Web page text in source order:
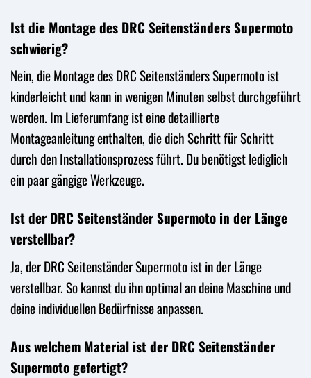
Ist die Montage des DRC Seitenständers Supermoto
schwierig?
Nein, die Montage des DRC Seitenständers Supermoto ist
kinderleicht und kann in wenigen Minuten selbst durchgeführt
werden. Im Lieferumfang ist eine detaillierte
Montageanleitung enthalten, die dich Schritt für Schritt
durch den Installationsprozess führt. Du benötigst lediglich
ein paar gängige Werkzeuge.
Ist der DRC Seitenständer Supermoto in der Länge
verstellbar?
Ja, der DRC Seitenständer Supermoto ist in der Länge
verstellbar. So kannst du ihn optimal an deine Maschine und
deine individuellen Bedürfnisse anpassen.
Aus welchem Material ist der DRC Seitenständer
Supermoto gefertigt?